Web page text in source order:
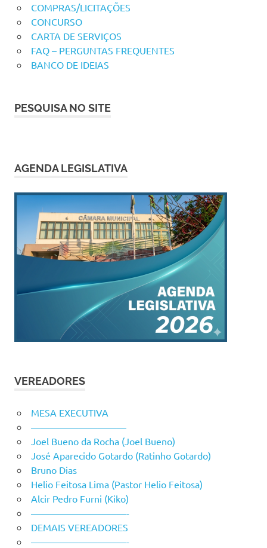
COMPRAS/LICITAÇÕES
CONCURSO
CARTA DE SERVIÇOS
FAQ – PERGUNTAS FREQUENTES
BANCO DE IDEIAS
PESQUISA NO SITE
AGENDA LEGISLATIVA
VEREADORES
MESA EXECUTIVA
——————————
Joel Bueno da Rocha (Joel Bueno)
José Aparecido Gotardo (Ratinho Gotardo)
Bruno Dias
Helio Feitosa Lima (Pastor Helio Feitosa)
Alcir Pedro Furni (Kiko)
——————————-
DEMAIS VEREADORES
——————————-